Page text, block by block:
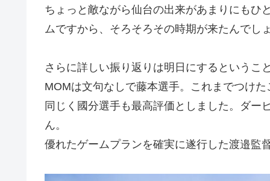
ちょっと敵ながら仙台の出来があまりにもひ
ムですから、そろそろその時期が来たんでし
さらに詳しい振り返りは明日にするというこ
MOMは文句なしで藤本選手。これまでつけ
同じく國分選手も最高評価としました。ダ
ん。
優れたゲームプランを確実に遂行した渡邉監